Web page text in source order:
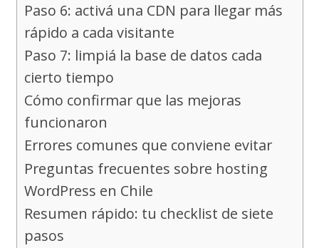
Paso 6: activá una CDN para llegar más
rápido a cada visitante
Paso 7: limpiá la base de datos cada
cierto tiempo
Cómo confirmar que las mejoras
funcionaron
Errores comunes que conviene evitar
Preguntas frecuentes sobre hosting
WordPress en Chile
Resumen rápido: tu checklist de siete
pasos